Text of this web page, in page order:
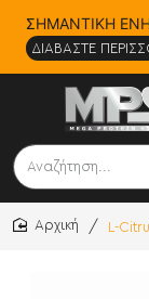
ΣΗΜΑΝΤΙΚΗ
ΔΙΑΒΑΣΤΕ
Αναζήτηση...
L-